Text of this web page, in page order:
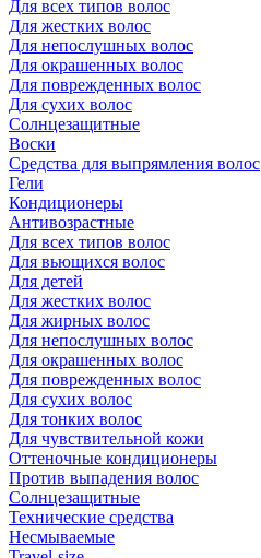
Для всех типов волос
Для жестких волос
Для непослушных волос
Для окрашенных волос
Для поврежденных волос
Для сухих волос
Солнцезащитные
Воски
Средства для выпрямления волос
Гели
Кондиционеры
Антивозрастные
Для всех типов волос
Для вьющихся волос
Для детей
Для жестких волос
Для жирных волос
Для непослушных волос
Для окрашенных волос
Для поврежденных волос
Для сухих волос
Для тонких волос
Для чувствительной кожи
Оттеночные кондиционеры
Против выпадения волос
Солнцезащитные
Технические средства
Несмываемые